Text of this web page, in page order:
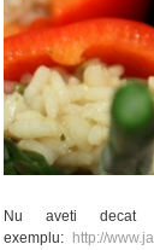
Nu aveti
exemplu:
http://